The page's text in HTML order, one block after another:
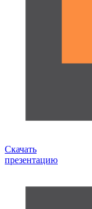
Скачать
презентацию